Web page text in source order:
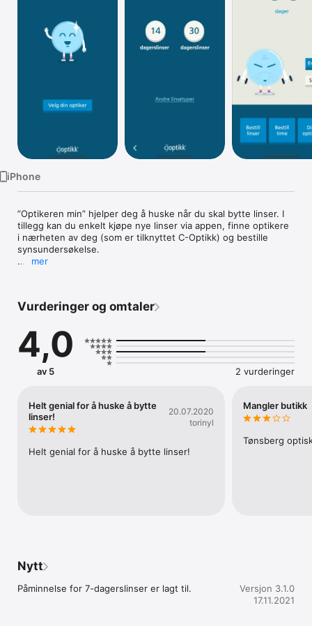
iPhone
”Optikeren min” hjelper deg å huske når du skal bytte linser. I
tillegg kan du enkelt kjøpe nye linser via appen, finne optikere
i nærheten av deg (som er tilknyttet C-Optikk) og bestille
synsundersøkelse.
optikeren du allerede går til i C-Optikk
mer
Vurderinger og omtaler
4,0
av 5 2 vurderinger
Helt genial for å huske å bytte
linser!
20.07.2020
torinyl
Helt genial for å huske å bytte linser!
Mangler butikk
Tønsberg
Nytt
Påminnelse for 7-dagerslinser er lagt til.
Versjon 3.1.0
17.11.2021